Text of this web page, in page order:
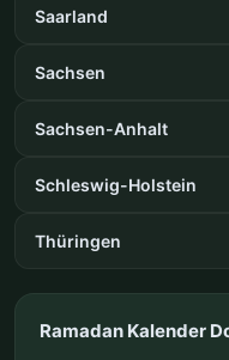
Saarland
Sachsen
Sachsen-Anhalt
Schleswig-Holstein
Thüringen
Ramadan Kalender